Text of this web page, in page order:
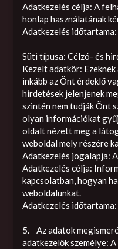
Adatkezelés célja: A
honlap használatának
Adatkezelés időtartama:
Süti típusa: Célzó- és
Kezelt adatkör:
inkább az Önt érdeklő
hirdetések jelenjenek
szintén nem tudják Önt
olyan információkat
oldalt nézett meg a
weboldal mely részére
Adatkezelés jogalapja:
Adatkezelés célja:
kapcsolatban, hogyan
weboldalunkat.
Adatkezelés
5. Az adatok
adatkezelők személye: